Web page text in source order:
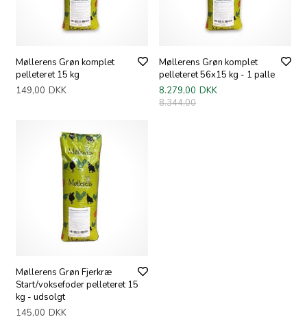
Møllerens Grøn komplet
pelleteret 15 kg
149,00 DKK
Møllerens Grøn komplet
pelleteret 56x15 kg - 1 palle
8.279,00 DKK
8.344,00
Møllerens Grøn Fjerkræ
Start/voksefoder pelleteret 15
kg - udsolgt
145,00 DKK